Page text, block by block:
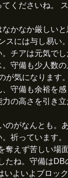
くださいね。
かなか厳しい
スには与し易い
チアは元気でし
守備も少人数
が気になります
守備も余裕を
の高さを引き
のがなんとも。
祈っています。
奪えず苦しい場
たね。守備はDB
いよいよブロッ